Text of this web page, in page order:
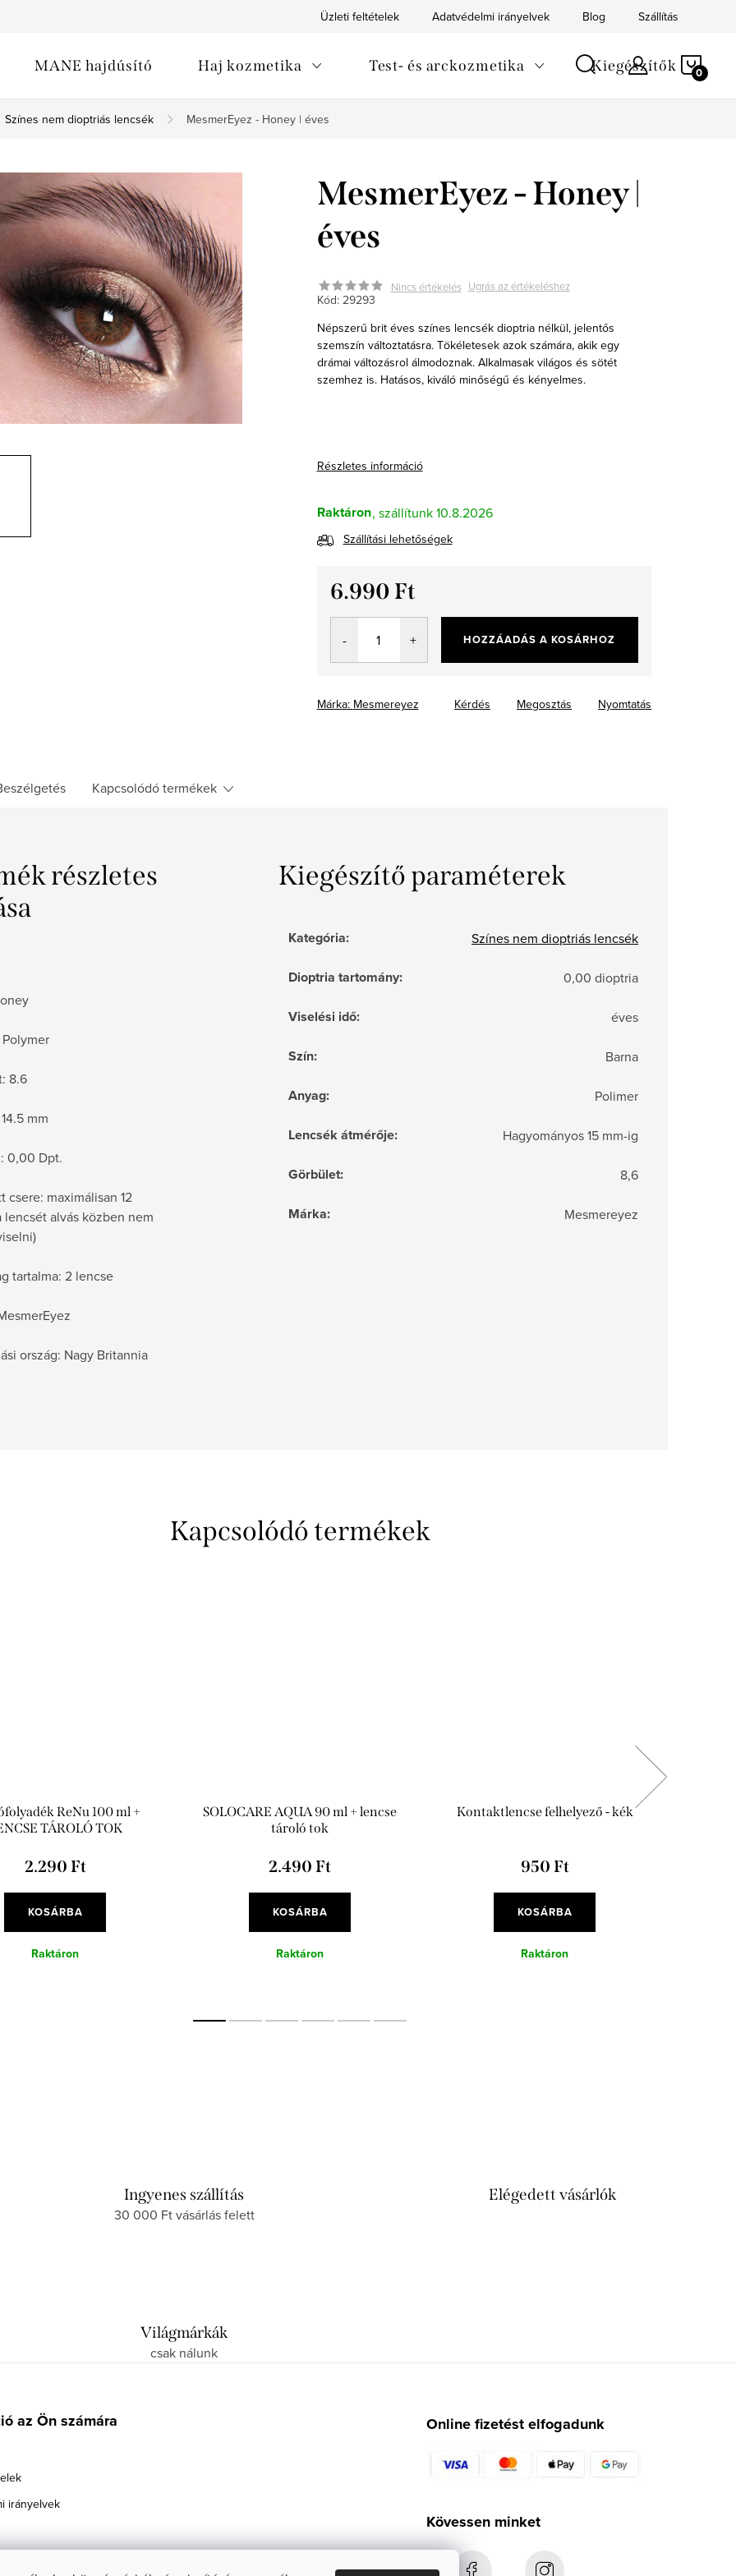
Üzleti feltételek Adatvédelmi irányelvek Blog Szállítás
MANE hajdúsító Haj kozmetika Test- és arckozmetika Kiegészítők
Színes nem dioptriás lencsék MesmerEyez - Honey | éves
MesmerEyez - Honey |
éves
Nincs értékelés Ugrás az értékeléshez
Kód: 29293
Népszerű brit éves színes lencsék dioptria nélkül, jelentős
szemszín változtatásra. Tökéletesek azok számára, akik egy
drámai változásrol álmodoznak. Alkalmasak világos és sötét
szemhez is. Hatásos, kiváló minőségű és kényelmes.
Részletes információ
Raktáron 10.8.2026
Szállítási lehetőségek
6.990 Ft
Egységár:
HOZZÁADÁS A KOSÁRHOZ
Márka: Mesmereyez Nyomtatás
Kérdés Megosztás
Kapcsolódó termékek
részletes
8.6
mm
0,00 Dpt.
csere: maximálisan 12
lencsét alvás közben nem
tartalma: 2 lencse
ország: Nagy Britannia
Kiegészítő paraméterek
Kategória: Színes nem dioptriás lencsék
Dioptria tartomány: 0,00 dioptria
Viselési idő: éves
Szín: Barna
Anyag: Polimer
Lencsék átmérője: Hagyományos 15 mm-ig
Görbület: 8,6
Márka: Mesmereyez
Kapcsolódó termékek
ReNu 100 ml +
TÁROLÓ TOK
2.290 Ft
KOSÁRBA
Raktáron
SOLOCARE AQUA 90 ml + lencse
tároló tok
2.490 Ft
KOSÁRBA
Raktáron
Kontaktlencse felhelyező - kék
950 Ft
KOSÁRBA
Raktáron
Ingyenes szállítás
30 000 Ft vásárlás felett
Elégedett vásárlók
Világmárkák
csak nálunk
az Ön számára
irányelvek
Online fizetést elfogadunk
Kövessen minket